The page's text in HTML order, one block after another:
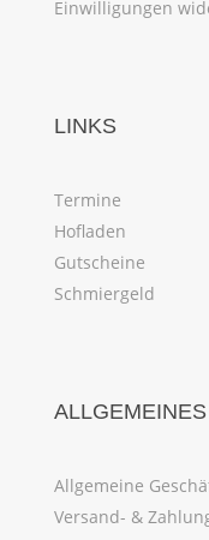
Einwilligungen
LINKS
Termine
Hofladen
Gutscheine
Schmiergeld
ALLGEMEINES
Allgemeine
Versand- &